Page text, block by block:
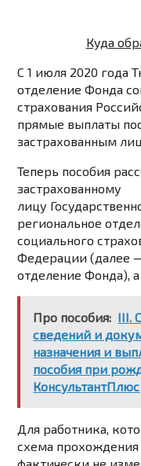
Куда
С 1 июля 2020 года
отделение Фонда
страхования
прямые выплаты
застрахованным
Теперь пособия
застрахованному
лицу
региональное
социального
Федерации (далее
отделение Фонда),
Про пособия: III.
сведений и
назначения и
пособия при
КонсультантПлюс
Для работника,
схема